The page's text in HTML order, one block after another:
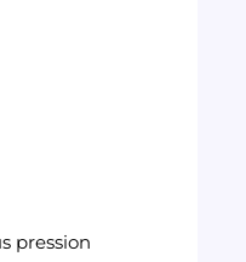
pression